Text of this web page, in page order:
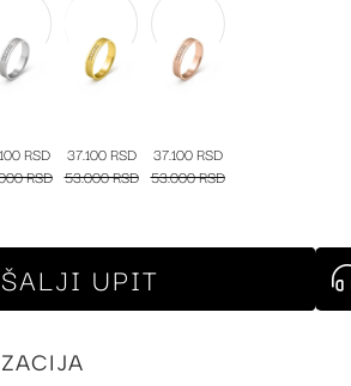
RSD
RSD
37.100 RSD
53.000 RSD
37.100 RSD
53.000 RSD
UPIT